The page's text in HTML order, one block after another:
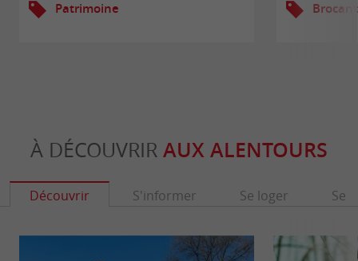
Patrimoine
À DÉCOUVRIR AUX ALENTOURS
Découvrir S'informer Se loger Se